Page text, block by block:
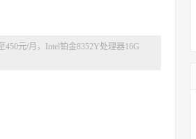
元/月，Intel铂金8352Y处理器16G